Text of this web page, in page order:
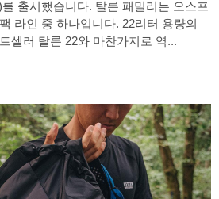
출시했습니다. 탈론 패밀리는 오스프
하나입니다. 22리터 용량의
셀러 탈론 22와 마찬가지로 역...